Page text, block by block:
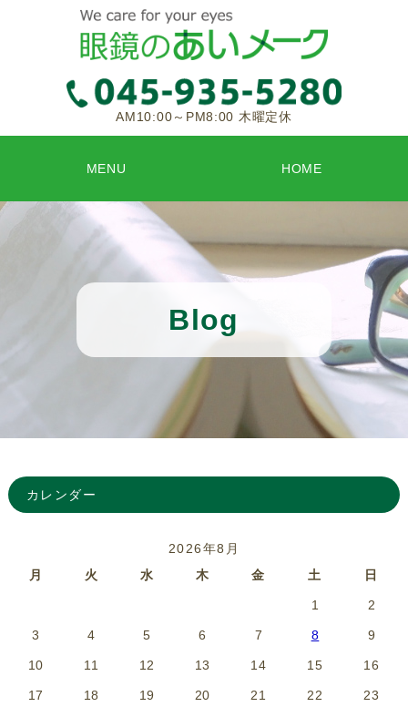
AM10:00～PM8:00 木曜定休
MENU HOME
Blog
カレンダー
2026年8月
月
火 水 木 金 土 日
1 2
3 4 5 6 7 8 9
10 11 12 13 14 15 16
17 18 19 20 21 22 23